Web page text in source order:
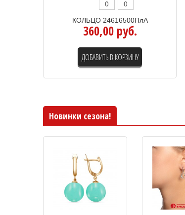
КОЛЬЦО 24616500ПлА
360,00 руб.
ДОБАВИТЬ В КОРЗИНУ
Новинки сезона!